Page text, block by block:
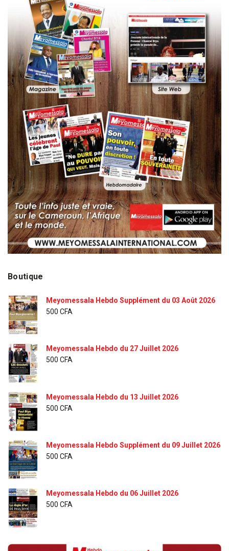
Boutique
Meyomessala Hebdo Supplément du 03 Août 2026
500 CFA
Meyomessala Hebdo du 27 Juillet 2026
500 CFA
Meyomessala Hebdo du 13 Juillet 2026
500 CFA
Meyomessala Hebdo Supplément du 09 Juillet 2026
500 CFA
Meyomessala Hebdo du 06 Juillet 2026
500 CFA